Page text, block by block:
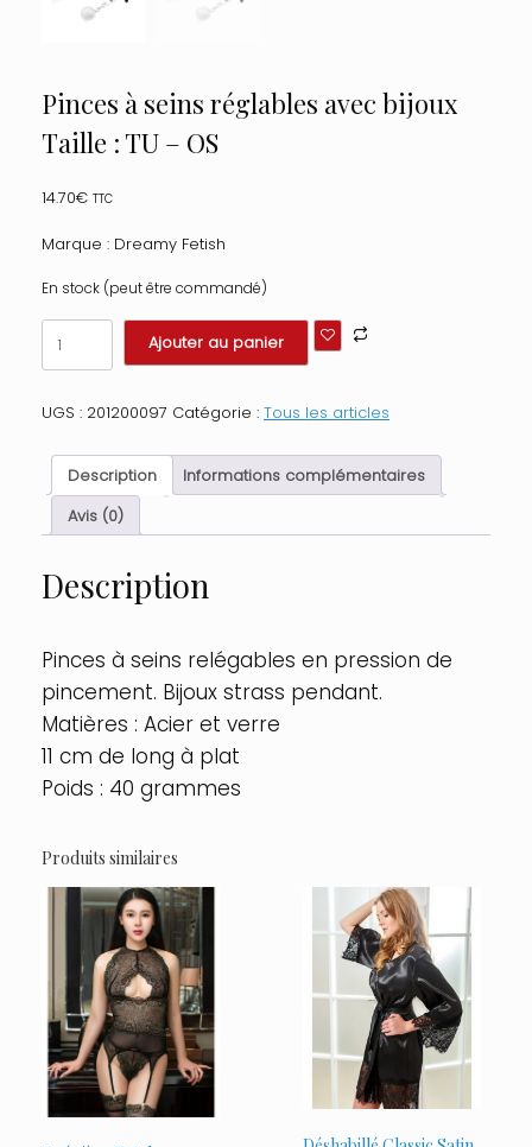
Pinces à seins réglables avec bijoux
Taille : TU – OS
14.70€ TTC
Marque : Dreamy Fetish
En stock (peut être commandé)
de
Pinces
seins
avec
bijoux
Taille
:
-
OS
Ajouter au panier
UGS : 201200097 Catégorie : Tous les articles
Description
Informations complémentaires
Avis (0)
Description
Pinces à seins relégables en pression de
pincement. Bijoux strass pendant.
Matières : Acier et verre
11 cm de long à plat
Poids : 40 grammes
Produits similaires